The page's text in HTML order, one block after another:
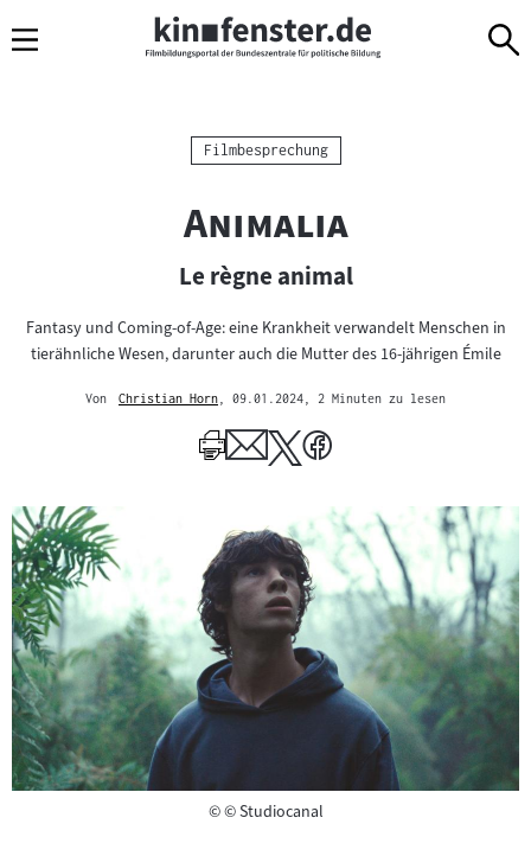
Navigation
zum
zur
Kategorie:
Filmbesprechung
"
Animalia"
Le règne animal
Fantasy und Coming-of-Age: eine Krankheit verwandelt Menschen in
tierähnliche Wesen, darunter auch die Mutter des 16-jährigen Émile
Von
Christian Horn
Author
, 09.01.2024 , 2 Minuten zu lesen
©Copyright
© Studiocanal